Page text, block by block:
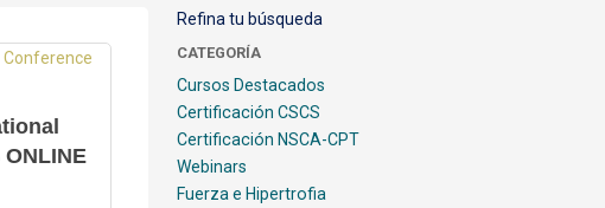
Refina tu búsqueda
CATEGORÍA
Cursos Destacados
Certificación CSCS
Certificación NSCA-CPT
Webinars
Fuerza e Hipertrofia